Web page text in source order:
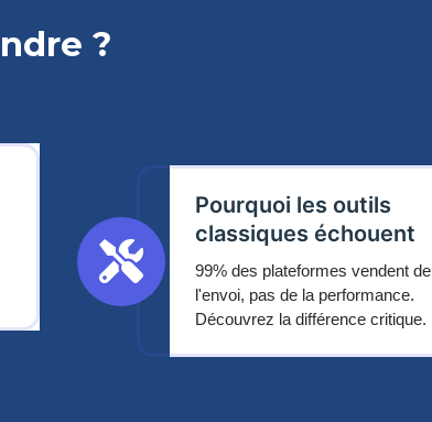
?
Pourquoi les outils
classiques échouent
99% des plateformes vendent de
l'envoi, pas de la performance.
Découvrez la différence critique.